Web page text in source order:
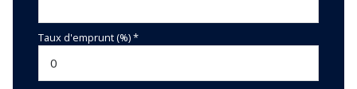
Taux d'emprunt (%) *